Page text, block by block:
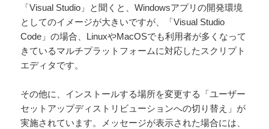
「Visual Studio」と聞くと、Windowsアプリの開発環境
としてのイメージが大きいですが、「Visual Studio
Code」の場合、LinuxやMacOSでも利用者が多くなって
きているマルチプラットフォームに対応したスクリプト
エディタです。
その他に、インストールする場所を変更する「ユーザー
セットアップディストリビューションへの切り替え」が
実施されています。メッセージが表示された場合には、